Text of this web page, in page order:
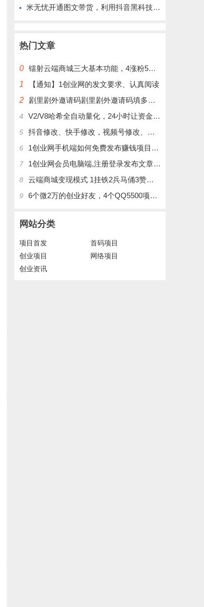
米无忧开通图文带货，利用抖音黑科技商城快速涨粉1000+，单日变现2W！
热门文章
0 镭射云端商城三大基本功能，4涨粉5涨播放量6挂铁，为你揭开真实的面纱!
1
【通知】1创业网的发文要求、认真阅读
2
剧里剧外邀请码剧里剧外邀请码填多少呢？
4 V2/V8哈希全自动量化，24小时让资金为你打工！
5 抖音修改、快手修改，视频号修改、大屏修改|橱窗修改|抖店修改|、招代理可单独购买
6 1创业网手机端如何免费发布赚钱项目文章
7 1创业网会员电脑端,注册登录发布文章,操作介绍
8 云端商城变现模式 1挂铁2兵马俑3赞刷4涨粉，带你玩.赚风口项日
9 6个微2万的创业好友，4个QQ5500项目好友，QQ每天在线人数2400人、承接朋友圈广告投放
网站分类
项目首发
首码项目
创业项目
网络项目
创业资讯